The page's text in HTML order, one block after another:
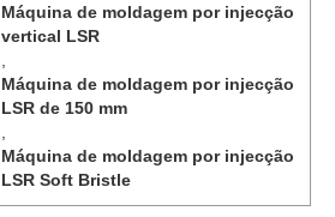
Máquina de moldagem por injecção
vertical LSR
Máquina de moldagem por injecção
LSR de 150 mm
Máquina de moldagem por injecção
LSR Soft Bristle